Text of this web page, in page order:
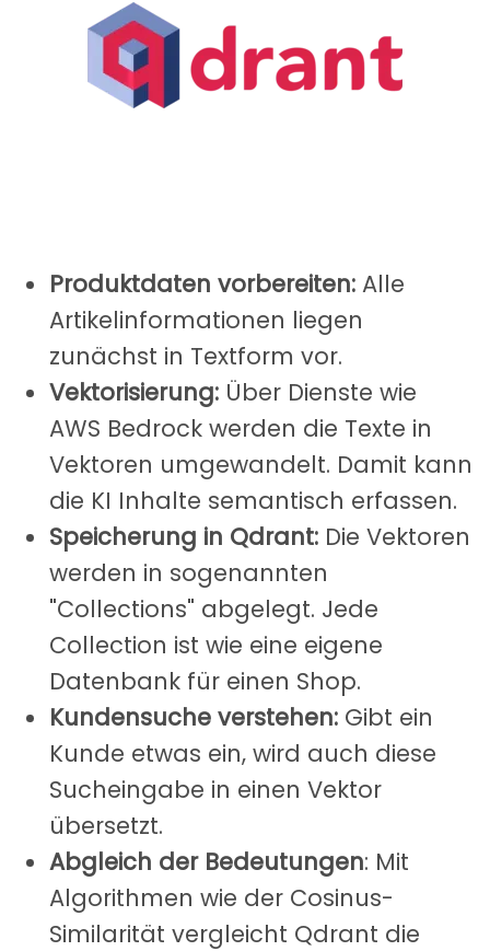
Produktdaten vorbereiten: Alle
Artikelinformationen liegen
zunächst in Textform vor.
Vektorisierung: Über Dienste wie
AWS Bedrock werden die Texte in
Vektoren umgewandelt. Damit kann
die KI Inhalte semantisch erfassen.
Speicherung in Qdrant: Die Vektoren
werden in sogenannten
"Collections" abgelegt. Jede
Collection ist wie eine eigene
Datenbank für einen Shop.
Kundensuche verstehen: Gibt ein
Kunde etwas ein, wird auch diese
Sucheingabe in einen Vektor
übersetzt.
Abgleich der Bedeutungen: Mit
Algorithmen wie der Cosinus-
Similarität vergleicht Qdrant die